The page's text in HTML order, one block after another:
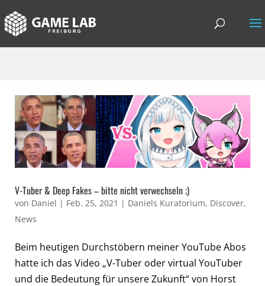
V-Tuber & Deep Fakes – bitte nicht verwechseln ;)
von Daniel | Feb. 25, 2021 | Daniels Kuratorium, Discover,
News
Beim heutigen Durchstöbern meiner YouTube Abos
hatte ich das Video „V-Tuber oder virtual YouTuber
und die Bedeutung für unsere Zukunft“ von Horst